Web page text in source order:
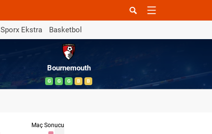
Sporx Ekstra Basketbol
Bournemouth
G G G B B
Maç Sonucu